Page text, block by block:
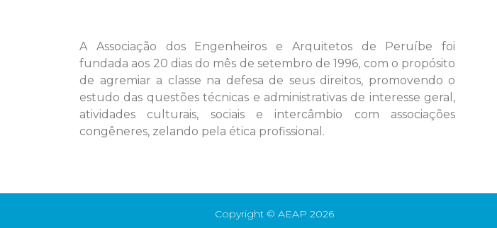
A Associação dos Engenheiros e Arquitetos de Peruíbe foi
fundada aos 20 dias do mês de setembro de 1996, com o propósito
de agremiar a classe na defesa de seus direitos, promovendo o
estudo das questões técnicas e administrativas de interesse geral,
atividades culturais, sociais e intercâmbio com associações
congêneres, zelando pela ética profissional.
Copyright © AEAP 2026